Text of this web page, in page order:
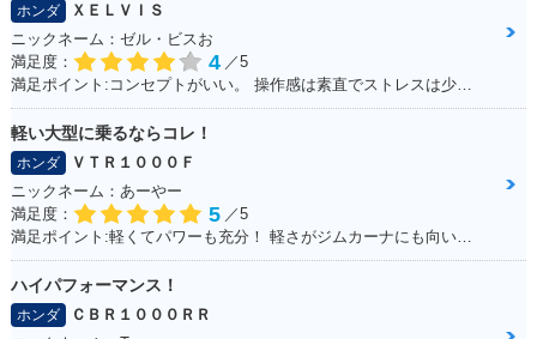
ホンダ
ＸＥＬＶＩＳ
ニックネーム：ゼル・ビスお
満足度：
4 ／5
満足ポイント:コンセプトがいい。 操作感は素直でストレスは少ない。 走行に安定感があり、姿勢もいいので疲れにくい。 全体的にバランスが良く、尖っていないので落ち着いてバイクに乗る人は長く乗れると思う。
軽い大型に乗るならコレ！
ホンダ
ＶＴＲ１０００Ｆ
ニックネーム：あーやー
満足度：
5 ／5
満足ポイント:軽くてパワーも充分！ 軽さがジムカーナにも向いていて走りやすい！ ちなみにヘルメットも気に入っています！
ハイパフォーマンス！
ホンダ
ＣＢＲ１０００ＲＲ